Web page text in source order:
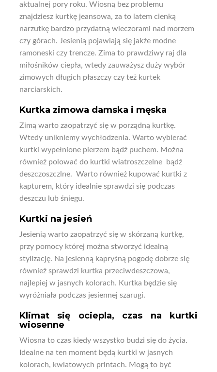
aktualnej pory roku. Wiosną bez problemu
znajdziesz kurtkę jeansowa, za to latem cienką
narzutkę bardzo przydatną wieczorami nad morzem
czy górach. Jesienią pojawiają się jakże modne
ramoneski czy trencze. Zima to prawdziwy raj dla
miłośników ciepła, wtedy zauważysz duży wybór
zimowych długich płaszczy czy też kurtek
narciarskich.
Kurtka zimowa damska i męska
Zimą warto zaopatrzyć się w porządną kurtkę.
Wtedy unikniemy wychłodzenia. Warto wybierać
kurtki wypełnione pierzem bądź puchem. Można
również polować do kurtki wiatroszczelne bądź
deszczoszczlne. Warto również kupować kurtki z
kapturem, który idealnie sprawdzi się podczas
deszczu lub śniegu.
Kurtki na jesień
Jesienią warto zaopatrzyć się w skórzaną kurtkę,
przy pomocy której można stworzyć idealną
stylizację. Na jesienną kapryśną pogodę dobrze się
również sprawdzi kurtka przeciwdeszczowa,
najlepiej w jasnych kolorach. Kurtka będzie się
wyróżniała podczas jesiennej szarugi.
Klimat się ociepla, czas na kurtki
wiosenne
Wiosna to czas kiedy wszystko budzi się do życia.
Idealne na ten moment będą kurtki w jasnych
kolorach, kwiatowych printach. Mogą to być